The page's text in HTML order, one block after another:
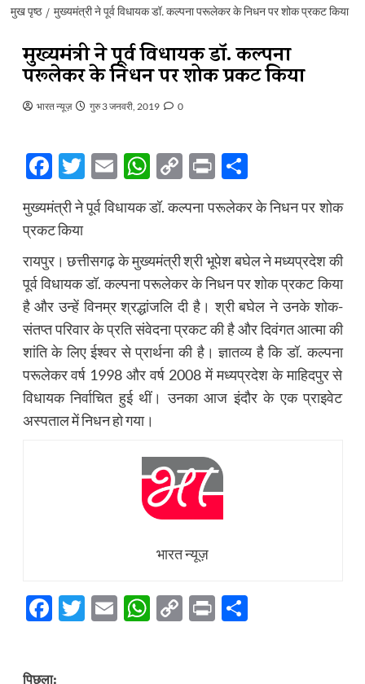
मुख पृष्ठ मुख्यमंत्री ने पूर्व विधायक डॉ. कल्पना परूलेकर के निधन पर शोक प्रकट किया
मुख्यमंत्री ने पूर्व विधायक डॉ. कल्पना
परूलेकर के निधन पर शोक प्रकट किया
भारत न्यूज़ गुरु 3 जनवरी, 2019 0
Facebook
Twitter
EmailWhatsApp
Copy
Link
PrintShare
मुख्यमंत्री ने पूर्व विधायक डॉ. कल्पना परूलेकर के निधन पर शोक
प्रकट किया
रायपुर। छत्तीसगढ़ के मुख्यमंत्री श्री भूपेश बघेल ने मध्यप्रदेश की
पूर्व विधायक डॉ. कल्पना परूलेकर के निधन पर शोक प्रकट किया
है और उन्हें विनम्र श्रद्धांजलि दी है। श्री बघेल ने उनके शोक-
संतप्त परिवार के प्रति संवेदना प्रकट की है और दिवंगत आत्मा की
शांति के लिए ईश्वर से प्रार्थना की है। ज्ञातव्य है कि डॉ. कल्पना
परूलेकर वर्ष 1998 और वर्ष 2008 में मध्यप्रदेश के माहिदपुर से
विधायक निर्वाचित हुई थीं। उनका आज इंदौर के एक प्राइवेट
अस्पताल में निधन हो गया।
भारत न्यूज़
Facebook
Twitter
EmailWhatsApp
Copy
PrintShare
पिछला: